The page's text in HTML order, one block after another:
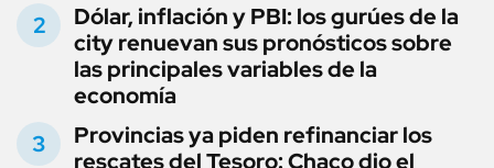
Dólar, inflación y PBI: los gurúes de la
city renuevan sus pronósticos sobre
las principales variables de la
economía
Provincias ya piden refinanciar los
rescates del Tesoro: Chaco dio el